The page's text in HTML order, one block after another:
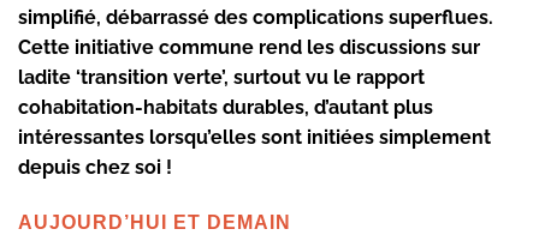
simplifié, débarrassé des complications superflues.
Cette initiative commune rend les discussions sur
ladite ‘transition verte’, surtout vu le rapport
cohabitation-habitats durables, d’autant plus
intéressantes lorsqu’elles sont initiées simplement
depuis chez soi !
AUJOURD’HUI ET DEMAIN